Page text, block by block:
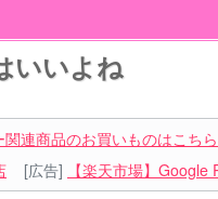
いいよね
連商品のお買いものはこち
[広告] 【楽天市場】